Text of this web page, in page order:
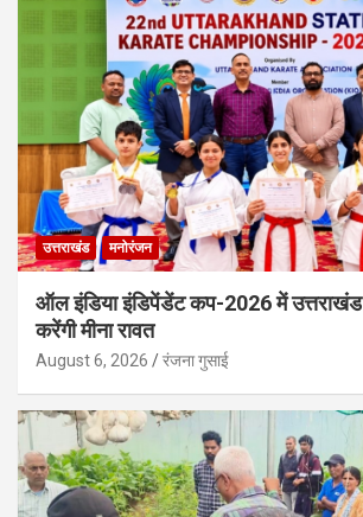
उत्तराखंड मनोरंजन
ऑल इंडिया इंडिपेंडेंट कप-2026 में उत्तराखंड
करेंगी मीना रावत
August 6, 2026 रंजना गुसाई